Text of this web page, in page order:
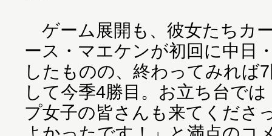
ゲーム展開も、彼女たちカ
ース・マエケンが初回に中日
したものの、終わってみれば
して今季4勝目。お立ち台で
プ女子の皆さんも来てくださ